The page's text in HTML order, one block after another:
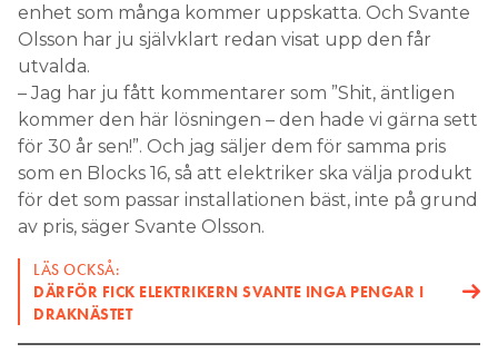
enhet som många kommer uppskatta. Och Svante
Olsson har ju självklart redan visat upp den får
utvalda.
– Jag har ju fått kommentarer som ”Shit, äntligen
kommer den här lösningen – den hade vi gärna sett
för 30 år sen!”. Och jag säljer dem för samma pris
som en Blocks 16, så att elektriker ska välja produkt
för det som passar installationen bäst, inte på grund
av pris, säger Svante Olsson.
LÄS OCKSÅ:
DÄRFÖR FICK ELEKTRIKERN SVANTE INGA PENGAR I
DRAKNÄSTET